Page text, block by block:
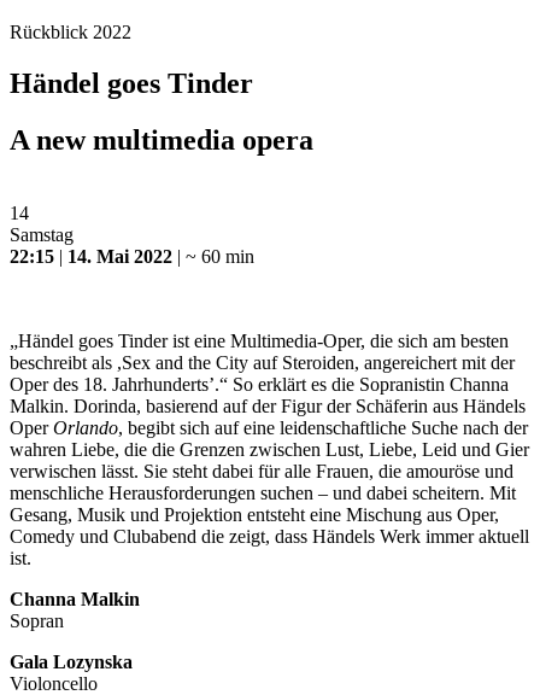
Rückblick 2022
Händel goes Tinder
A new multimedia opera
14
Samstag
22:15 | 14. Mai 2022 | ~ 60 min
„Händel goes Tinder ist eine Multimedia-Oper, die sich am besten
beschreibt als ,Sex and the City auf Steroiden, angereichert mit der
Oper des 18. Jahrhunderts’.“ So erklärt es die Sopranistin Channa
Malkin. Dorinda, basierend auf der Figur der Schäferin aus Händels
OperOrlando, begibt sich auf eine leidenschaftliche Suche nach der
wahren Liebe, die die Grenzen zwischen Lust, Liebe, Leid und Gier
verwischen lässt. Sie steht dabei für alle Frauen, die amouröse und
menschliche Herausforderungen suchen – und dabei scheitern. Mit
Gesang, Musik und Projektion entsteht eine Mischung aus Oper,
Comedy und Clubabend die zeigt, dass Händels Werk immer aktuell
ist.
Channa Malkin
Sopran
Gala Lozynska
Violoncello